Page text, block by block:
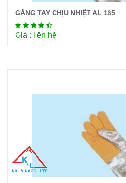
Chi tiết
GĂNG TAY CHỊU NHIỆT AL 165
Giá : liên hệ